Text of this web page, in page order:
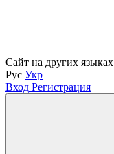
Сайт на других языках
Рус Укр
Вход Регистрация